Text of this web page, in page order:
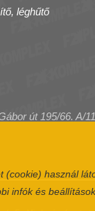
(cookie) használ
infók és beállítások
léghűtő
út 195/66. A/